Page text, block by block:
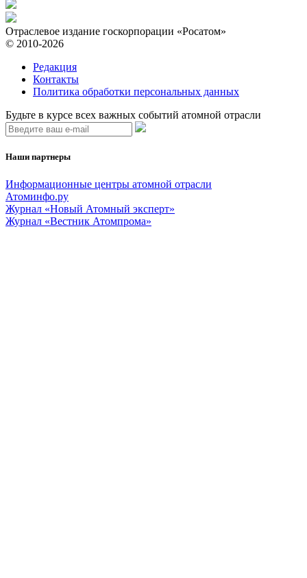
Отраслевое издание госкорпорации «Росатом»
© 2010-2026
Редакция
Контакты
Политика обработки персональных данных
Будьте в курсе всех важных событий атомной отрасли
Наши партнеры
Информационные центры атомной отрасли
Атоминфо.ру
Журнал «Новый Атомный эксперт»
Журнал «Вестник Атомпрома»